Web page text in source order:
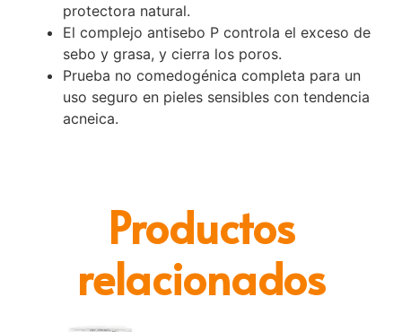
protectora natural.
El complejo antisebo P controla el exceso de
sebo y grasa, y cierra los poros.
Prueba no comedogénica completa para un
uso seguro en pieles sensibles con tendencia
acneica.
Productos
relacionados